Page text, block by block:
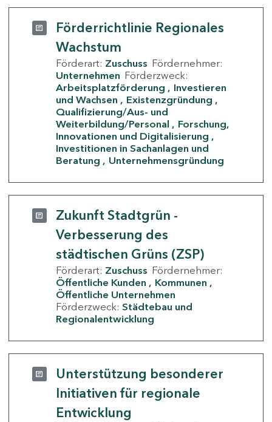
Förderrichtlinie Regionales
Wachstum
Förderart: Zuschuss Fördernehmer:
Unternehmen Förderzweck:
Arbeitsplatzförderung
Investieren
und Wachsen
Existenzgründung
Qualifizierung/Aus- und
Weiterbildung/Personal
Forschung,
Innovationen und Digitalisierung
Investitionen in Sachanlagen und
Beratung
Unternehmensgründung
Zukunft Stadtgrün -
Verbesserung des
städtischen Grüns (ZSP)
Förderart: Zuschuss Fördernehmer:
Öffentliche Kunden
Kommunen
Öffentliche Unternehmen
Förderzweck: Städtebau und
Regionalentwicklung
Unterstützung besonderer
Initiativen für regionale
Entwicklung